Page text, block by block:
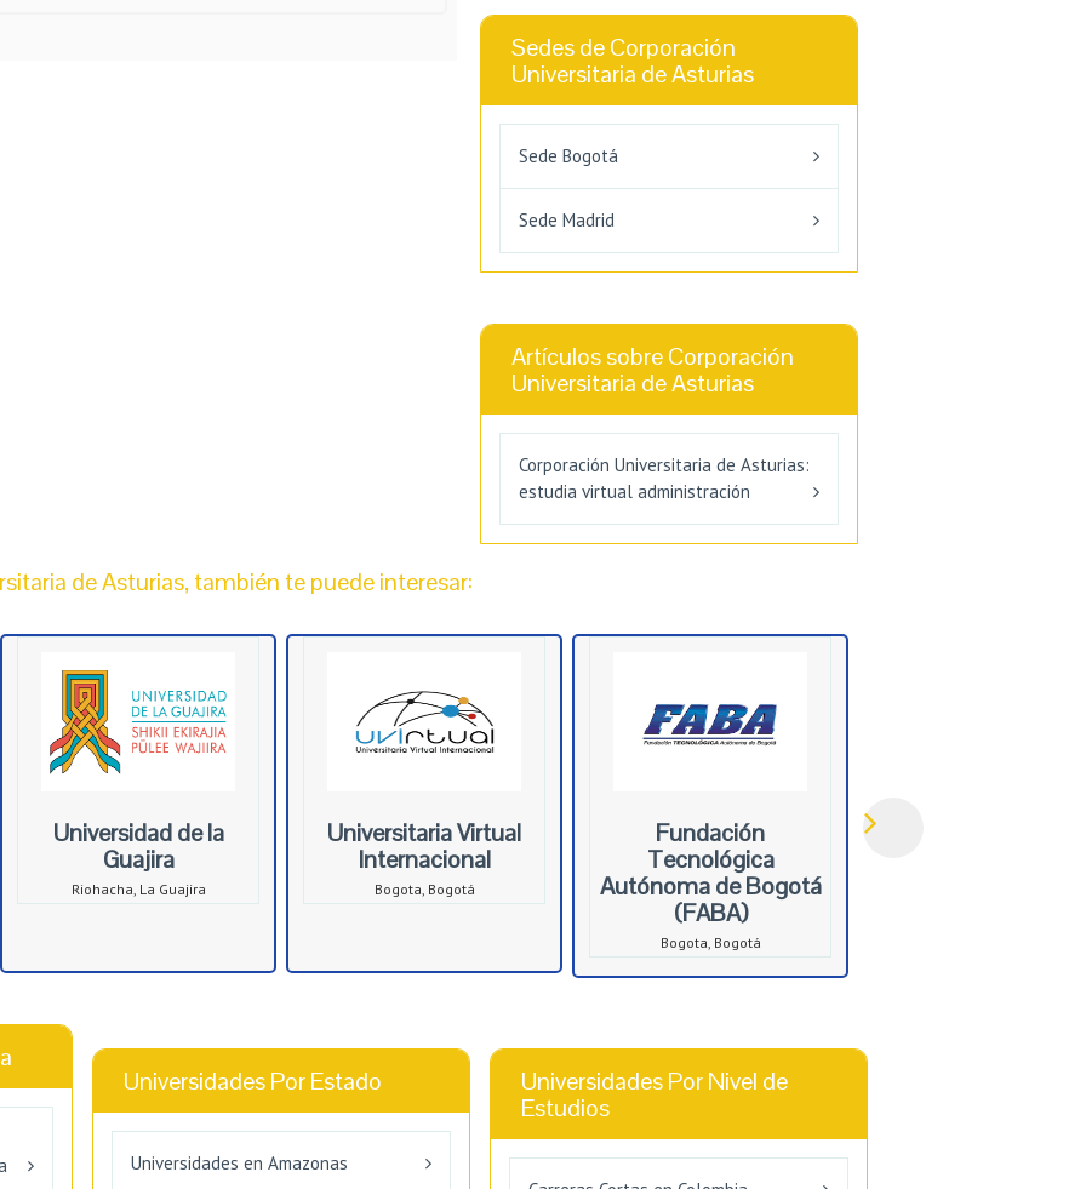
Sedes de Corporación
Universitaria de Asturias
Sede Bogotá
Sede Madrid
Artículos sobre Corporación
Universitaria de Asturias
Corporación Universitaria de Asturias:
estudia virtual administración
de Asturias, también te puede interesar:
Universidad de la
Guajira
Riohacha, La Guajira
Universitaria Virtual
Internacional
Bogota, Bogotá
Fundación
Tecnológica
Autónoma de Bogotá
(FABA)
Bogota, Bogotá
Universidades Por Estado
Universidades en Amazonas
Universidades Por Nivel de
Estudios